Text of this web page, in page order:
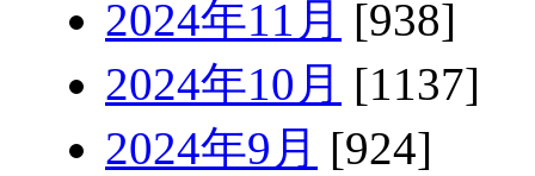
2024年11月 [938]
2024年10月 [1137]
2024年9月 [924]